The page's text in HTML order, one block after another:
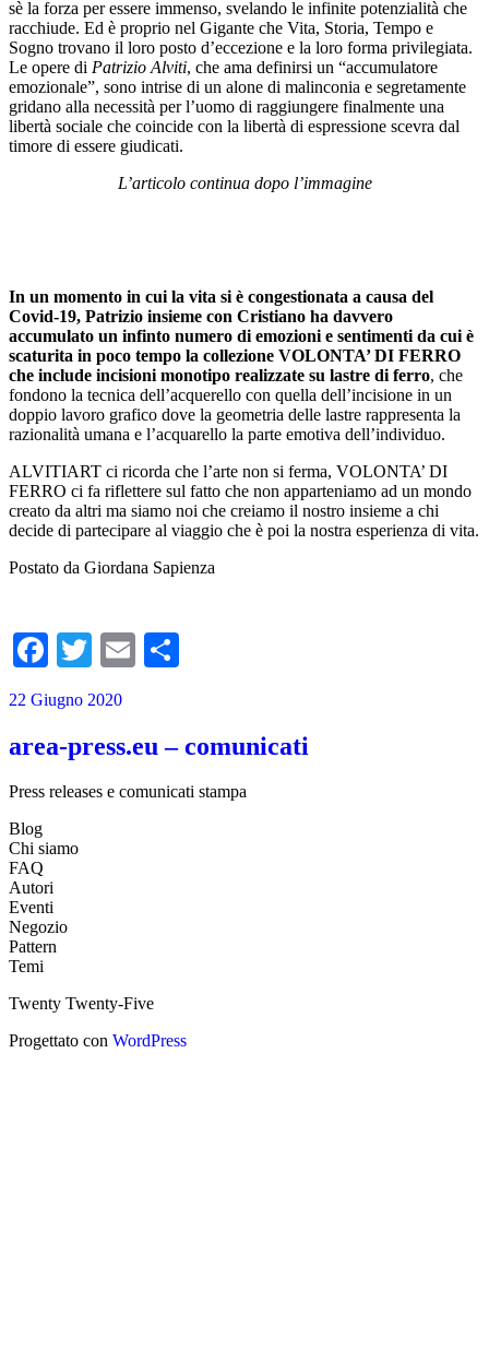
sè la forza per essere immenso, svelando le infinite potenzialità che
racchiude. Ed è proprio nel Gigante che Vita, Storia, Tempo e
Sogno trovano il loro posto d’eccezione e la loro forma privilegiata.
Le opere di Patrizio Alviti, che ama definirsi un “accumulatore
emozionale”, sono intrise di un alone di malinconia e segretamente
gridano alla necessità per l’uomo di raggiungere finalmente una
libertà sociale che coincide con la libertà di espressione scevra dal
timore di essere giudicati.
L’articolo continua dopo l’immagine
In un momento in cui la vita si è congestionata a causa del
Covid-19, Patrizio insieme con Cristiano ha davvero
accumulato un infinto numero di emozioni e sentimenti da cui è
scaturita in poco tempo la collezione VOLONTA’ DI FERRO
che include incisioni monotipo realizzate su lastre di ferro, che
fondono la tecnica dell’acquerello con quella dell’incisione in un
doppio lavoro grafico dove la geometria delle lastre rappresenta la
razionalità umana e l’acquarello la parte emotiva dell’individuo.
ALVITIART ci ricorda che l’arte non si ferma, VOLONTA’ DI
FERRO ci fa riflettere sul fatto che non apparteniamo ad un mondo
creato da altri ma siamo noi che creiamo il nostro insieme a chi
decide di partecipare al viaggio che è poi la nostra esperienza di vita.
Postato da Giordana Sapienza
Facebook
TwitterEmail
22 Giugno 2020
area-press.eu – comunicati
Press releases e comunicati stampa
Blog
Chi siamo
FAQ
Autori
Eventi
Negozio
Pattern
Temi
Twenty Twenty-Five
Progettato con WordPress